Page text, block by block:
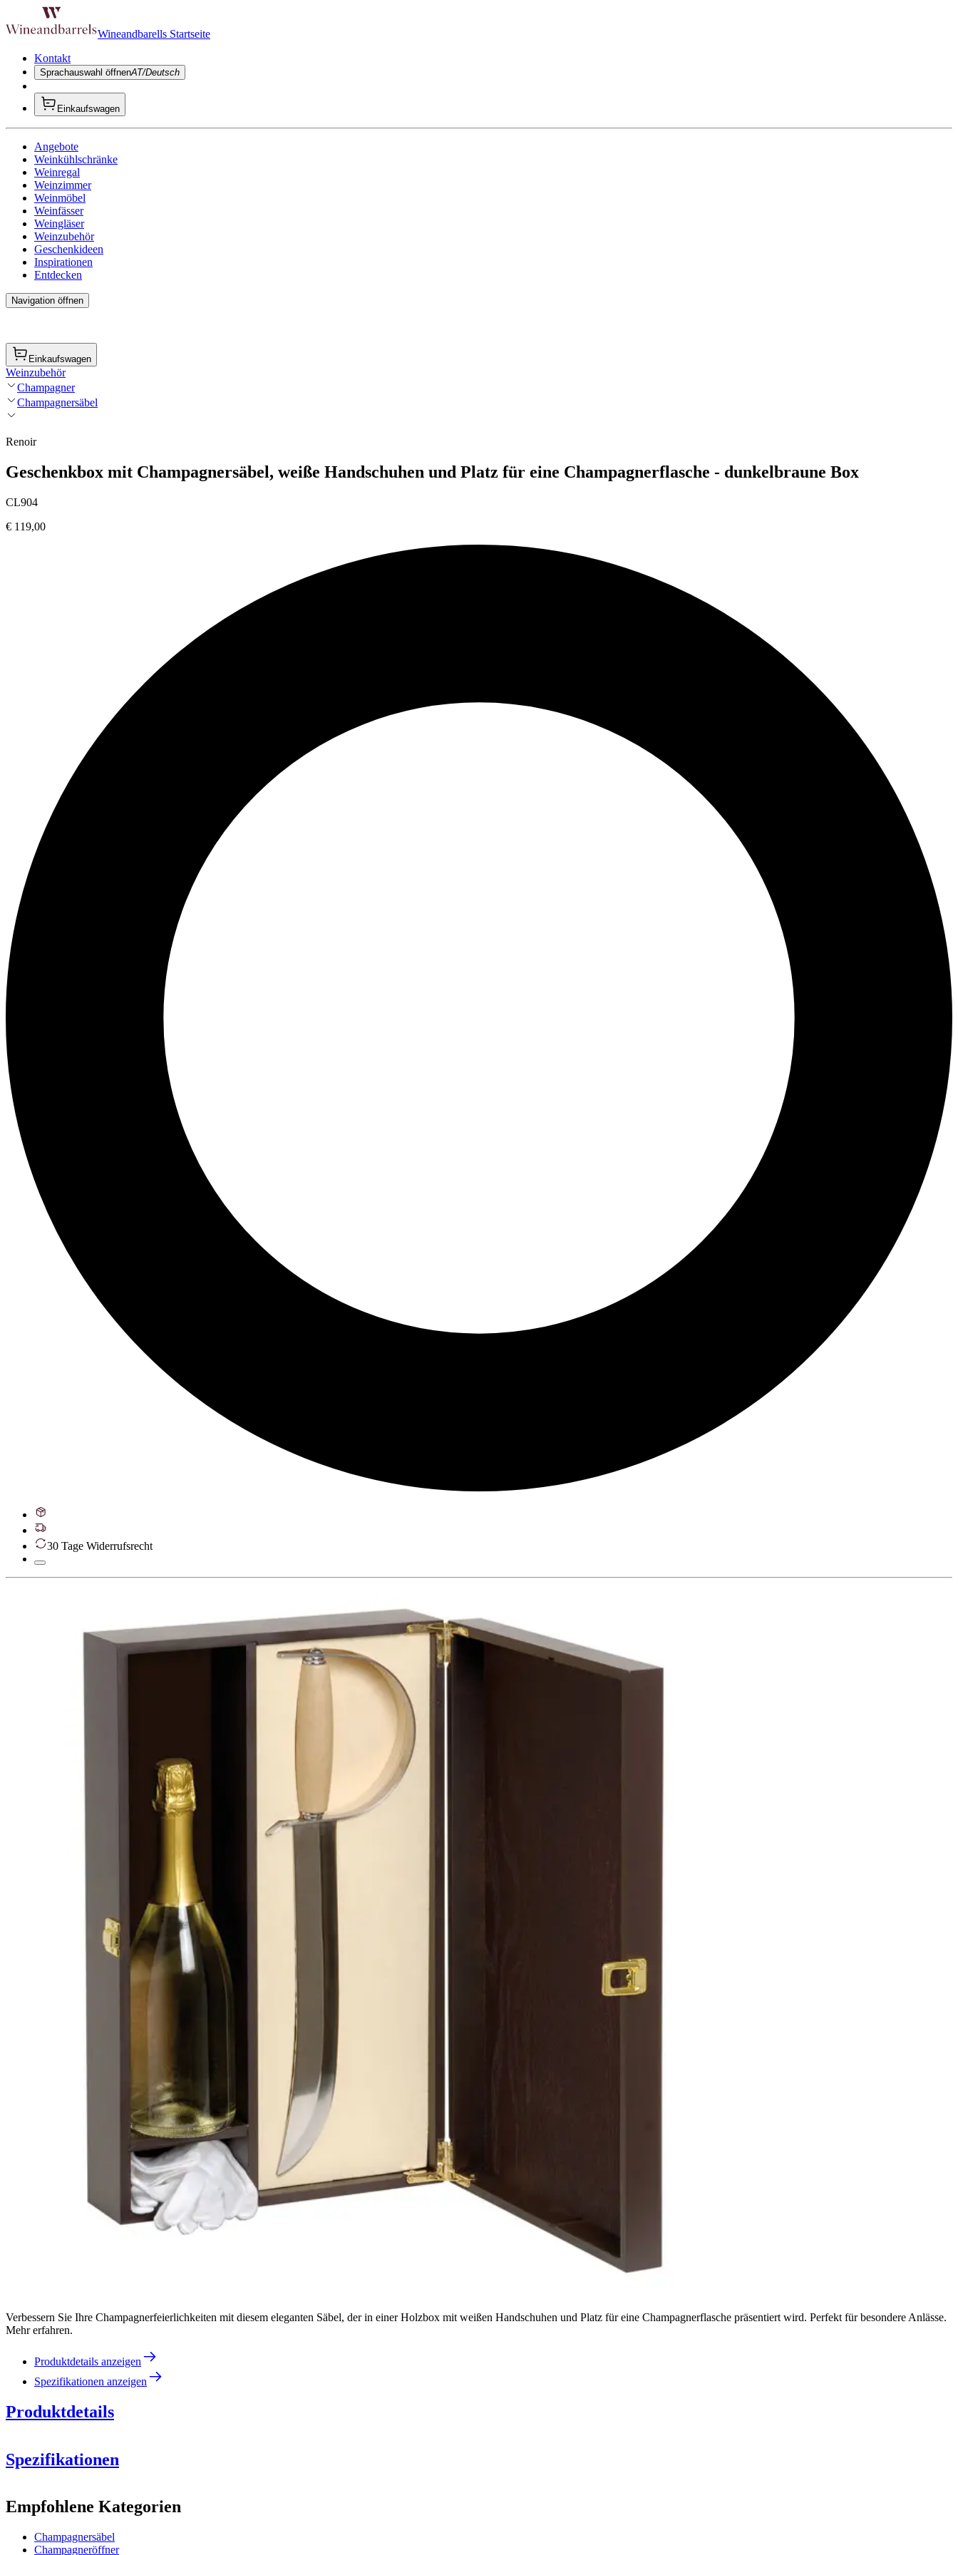
Wineandbarells Startseite
Kontakt
Sprachauswahl öffnenAT/Deutsch
Einkaufswagen
Angebote
Weinkühlschränke
Weinregal
Weinzimmer
Weinmöbel
Weinfässer
Weingläser
Weinzubehör
Geschenkideen
Inspirationen
Entdecken
Navigation öffnen
Einkaufswagen
Weinzubehör
Champagner
Champagnersäbel
Renoir
Geschenkbox mit Champagnersäbel, weiße Handschuhen und Platz für eine Champagnerflasche - dunkelbraune Box
CL904
€ 119,00
30 Tage Widerrufsrecht
Verbessern Sie Ihre Champagnerfeierlichkeiten mit diesem eleganten Säbel, der in einer Holzbox mit weißen Handschuhen und Platz für eine Champagnerflasche präsentiert wird. Perfekt für besondere Anlässe.
Mehr erfahren.
Produktdetails anzeigen
Spezifikationen anzeigen
Produktdetails
Spezifikationen
ProduktnummerCL904
Allgemein
Empfohlene Kategorien
Champagnersäbel
Champagneröffner